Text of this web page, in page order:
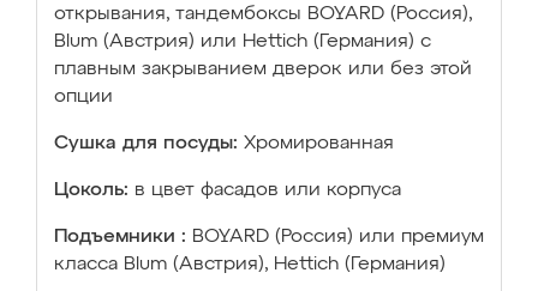
открывания, тандембоксы BOYARD (Россия),
Blum (Австрия) или Hettich (Германия) с
плавным закрыванием дверок или без этой
опции
Сушка для посуды: Хромированная
Цоколь: в цвет фасадов или корпуса
Подъемники : BOYARD (Россия) или премиум
класса Blum (Австрия), Hettich (Германия)